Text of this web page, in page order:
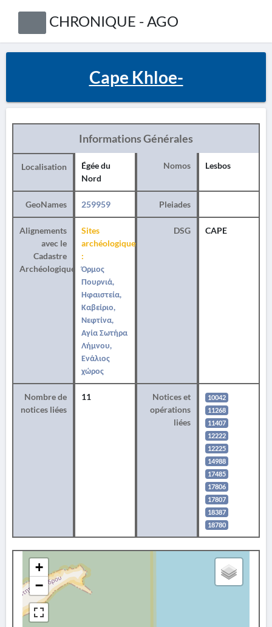
CHRONIQUE - AGO
Cape Khloe-
Informations Générales
Localisation
Égée du
Nord
Nomos Lesbos
GeoNames 259959 Pleiades
Alignements
avec le
Cadastre
Archéologique
Sites
archéologiques
:
Όρμος
Πουρνιά,
Ηφαιστεία,
Καβείριο,
Νεφτίνα,
Αγία Σωτήρα
Λήμνου,
Ενάλιος
χώρος
DSG CAPE
Nombre de
notices liées
11
Notices et
opérations
liées
10042
11268
11407
12222
12225
14988
17485
17806
17807
18387
18780
+
−